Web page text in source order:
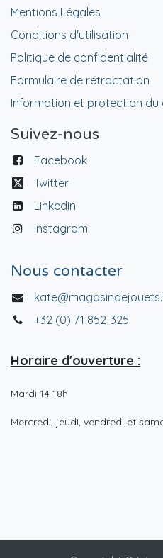
Mentions Légales
Conditions d'utilisation
Politique de confidentialité
Formulaire de rétractation
Information et protection
Suivez-nous
Facebook
Twitter
Linkedin
Instagram
Nous contacter
+32 (0) 71 852-325
Horaire d'ouverture :
Mardi 14-18h
Mercredi, jeudi, vendredi et